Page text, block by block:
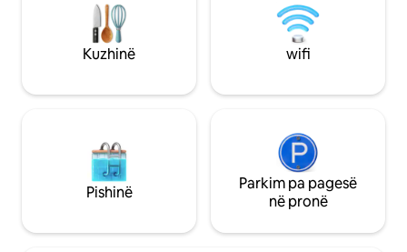
me objekte të rikuperuara dhe prekjet e
saj të vogla por të dallueshme ‘britanike’,
Clarisse është një hotel me një
ndryshim, ku ngrohtësia dhe komoditeti
në hotelin tonë janë rinovuar kohët e
prekje të verdha dhe blu do t 'ju
ndihmojë t' ju vëmë në humor për të
filluar një ditë të re! Shijo shtrojat e
krevatit me cilësi identike me atë të
moderne dhe banjat elegante me artikuj
flokësh. Një mëngjes bufe shërbehet në
dhomën e
hotelin Paris
pije në barin e
dhe mikpritëse, e
zhurma) dhe
Qëndrimi
(përfshihet foshnja) Zbukuruar në
bashkëkohor dhe
teknologjinë më
satelitore dhe
Kuzhinë wifi
Pishinë
Parkim pa pagesë
në pronë